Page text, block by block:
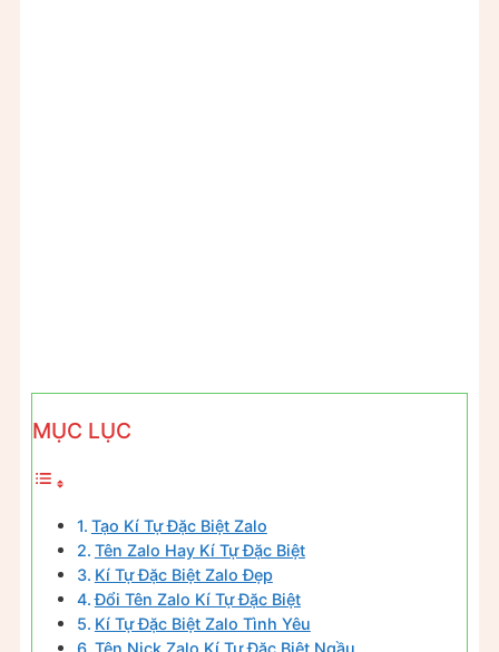
MỤC LỤC
Tạo Kí Tự Đặc Biệt Zalo
Tên Zalo Hay Kí Tự Đặc Biệt
Kí Tự Đặc Biệt Zalo Đẹp
Đổi Tên Zalo Kí Tự Đặc Biệt
Kí Tự Đặc Biệt Zalo Tình Yêu